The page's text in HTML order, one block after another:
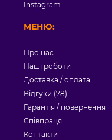
МЕНЮ:
Про нас
Наші роботи
Доставка / оплата
Відгуки (78)
Гарантія / повернення
Співпраця
Контакти
Instagram